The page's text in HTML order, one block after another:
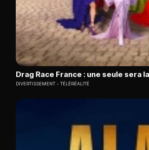
Drag Race France : une seule sera
DIVERTISSEMENT TÉLÉRÉALITÉ